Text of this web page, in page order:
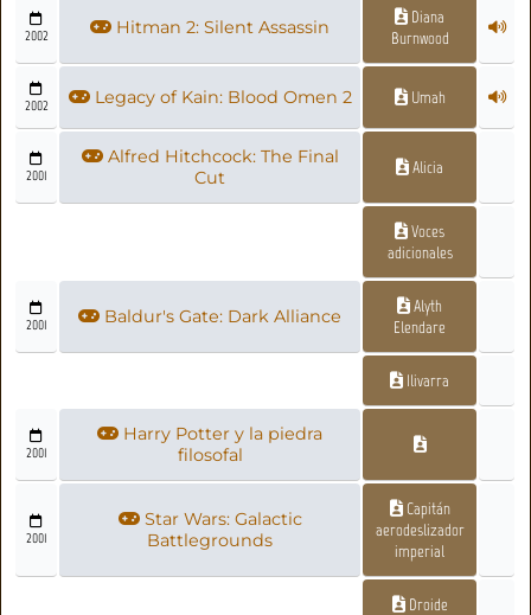
2002 Hitman 2: Silent Assassin
Diana
Burnwood
2002 Legacy of Kain: Blood Omen 2 Umah
2001
Alfred Hitchcock: The Final
Cut
Alicia
Voces
adicionales
2001 Baldur's Gate: Dark Alliance
Alyth
Elendare
Ilivarra
2001
Harry Potter y la piedra
filosofal
2001
Star Wars: Galactic
Battlegrounds
Capitán
aerodeslizador
imperial
Droide